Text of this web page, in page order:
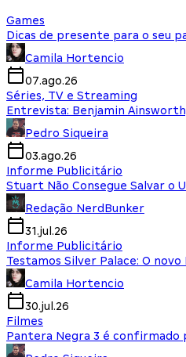
Games
Dicas de presente para o seu
Camila Hortencio
07.ago.26
Séries, TV e Streaming
Entrevista: Benjamin
Pedro Siqueira
03.ago.26
Informe Publicitário
Stuart Não Consegue Salvar o
Redação NerdBunker
31.jul.26
Informe Publicitário
Testamos Silver Palace: O
Camila Hortencio
30.jul.26
Filmes
Pantera Negra 3 é confirmado